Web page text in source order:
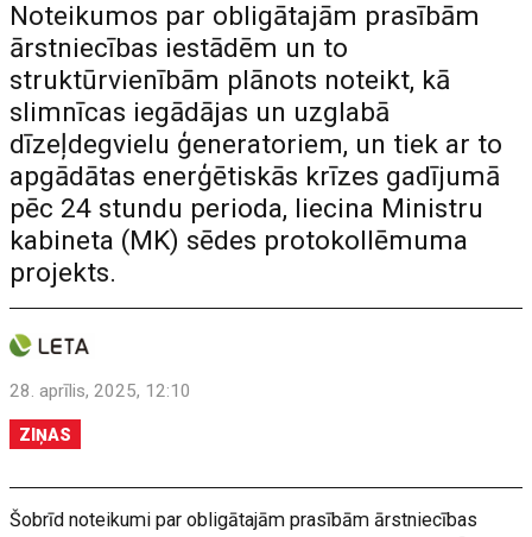
Noteikumos par obligātajām prasībām
ārstniecības iestādēm un to
struktūrvienībām plānots noteikt, kā
slimnīcas iegādājas un uzglabā
dīzeļdegvielu ģeneratoriem, un tiek ar to
apgādātas enerģētiskās krīzes gadījumā
pēc 24 stundu perioda, liecina Ministru
kabineta (MK) sēdes protokollēmuma
projekts.
28. aprīlis, 2025, 12:10
ZIŅAS
Šobrīd noteikumi par obligātajām prasībām ārstniecības